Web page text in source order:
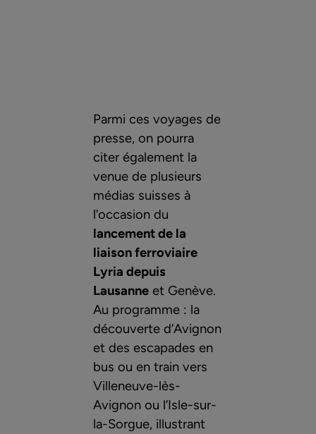
Parmi ces voyages de
presse, on pourra
citer également la
venue de plusieurs
médias suisses à
l’occasion du
lancement de la
liaison ferroviaire
Lyria depuis
Lausanneet Genève.
Au programme : la
découverte d’Avignon
et des escapades en
bus ou en train vers
Villeneuve-lès-
Avignon ou l’Isle-sur-
la-Sorgue, illustrant